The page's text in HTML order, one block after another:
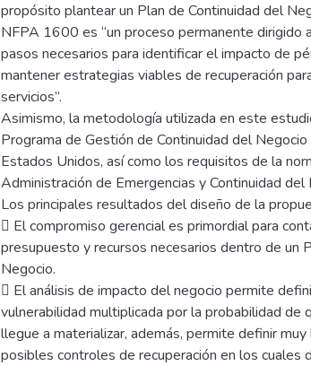
propósito plantear un Plan de Continuidad del
NFPA 1600 es “un proceso permanente dirigido
pasos necesarios para identificar el impacto de
mantener estrategias viables de recuperación
servicios”.
Asimismo, la metodología utilizada en este
Programa de Gestión de Continuidad del
Estados Unidos, así como los requisitos de la
Administración de Emergencias y Continuidad del
Los principales resultados del diseño de la
 El compromiso gerencial es primordial para
presupuesto y recursos necesarios dentro de un
Negocio.
 El análisis de impacto del negocio permite
vulnerabilidad multiplicada por la probabilidad de
llegue a materializar, además, permite definir muy
posibles controles de recuperación en los cuales